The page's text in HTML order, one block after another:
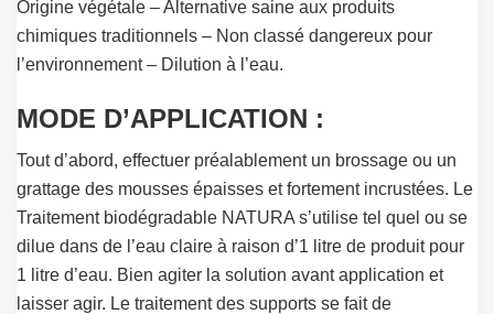
Origine végétale – Alternative saine aux produits
chimiques traditionnels – Non classé dangereux pour
l’environnement – Dilution à l’eau.
MODE D’APPLICATION :
Tout d’abord, effectuer préalablement un brossage ou un
grattage des mousses épaisses et fortement incrustées. Le
Traitement biodégradable NATURA s’utilise tel quel ou se
dilue dans de l’eau claire à raison d’1 litre de produit pour
1 litre d’eau. Bien agiter la solution avant application et
laisser agir. Le traitement des supports se fait de